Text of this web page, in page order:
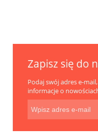
Zapisz się do
Podaj swój adres e-
informacje o